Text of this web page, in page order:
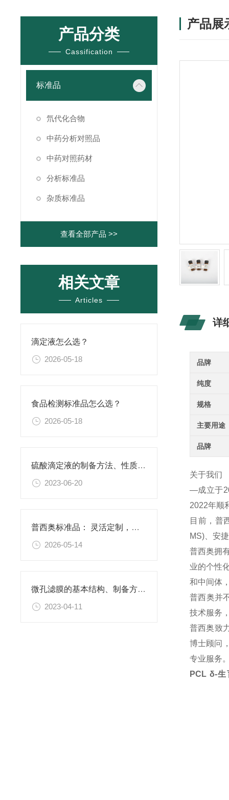
产品分类
Cassification
标准品
氘代化合物
中药分析对照品
中药对照药材
分析标准品
杂质标准品
查看全部产品 >>
相关文章
Articles
滴定液怎么选？
2026-05-18
食品检测标准品怎么选？
2026-05-18
硫酸滴定液的制备方法、性质、使用注意事项以及应用领域
2023-06-20
普西奥标准品： 灵活定制，满足特殊需求
2026-05-14
微孔滤膜的基本结构、制备方法、性能特点以及应用领域
2023-04-11
产品展
详
品牌
纯度
规格
主要用途
品牌
关于我们
—成立于
2022年顺
目前，普
MS)、安
普西奥拥
业的个性
和中间体
普西奥并
技术服务
普西奥致
博士顾问
专业服务
PCL δ-